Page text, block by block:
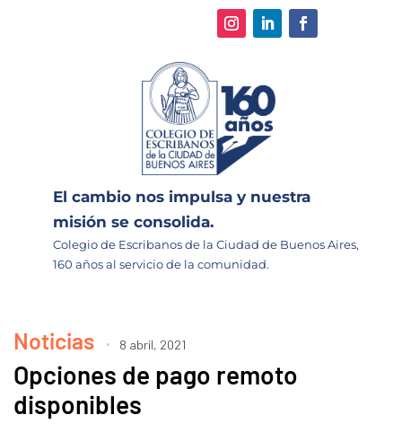
El cambio nos impulsa y nuestra
misión se consolida.
Colegio de Escribanos de la Ciudad de Buenos Aires,
160 años al servicio de la comunidad.
Noticias 8 abril, 2021
Opciones de pago remoto
disponibles